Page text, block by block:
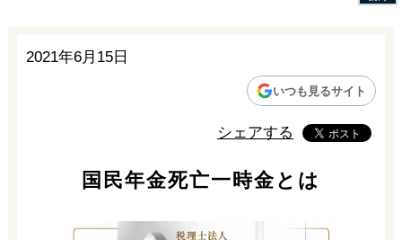
2021年6月15日
いつも見るサイト
シェアする
国民年金死亡一時金とは